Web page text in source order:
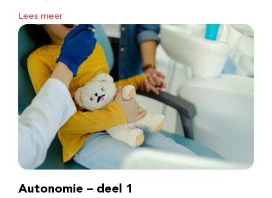
Lees meer
Autonomie – deel 1